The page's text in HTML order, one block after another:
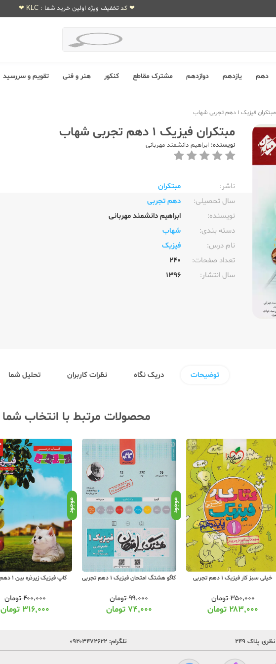
❤ کد تخفیف ویژه اولین خرید شما : KLC ❤
دهم یازدهم دوازدهم مشترک مقاطع کنکور هنر و فنی تقویم و سررسید
مبتکران فیزیک 1 دهم تجربی شهاب
مبتکران فیزیک 1 دهم تجربی شهاب
نویسنده: ابراهیم دانشمند مهربانی
ناشر:‌
مبتکران
سال تحصیلی:‌
دهم تجربی
نویسنده:‌
ابراهیم دانشمند مهربانی
دسته بندی:
شهاب
نام درس:
فیزیک
تعداد صفحات:‌
240
سال انتشار:‌
1396
توضیحات دریک نگاه نظرات کاربران تحلیل شما
محصولات مرتبط با انتخاب شما
خیلی سبز کار فیزیک 1 دهم تجربی
۳۵۰,۰۰۰تومان
۲۸۳,۰۰۰ تومان
موجود
کاگو هشتگ امتحان فیزیک 1 دهم تجربی
۹۹,۰۰۰تومان
۷۴,۰۰۰ تومان
موجود
کاپ فیزیک زیرذره بین 1 دهم ریاضی
۴۰۰,۰۰۰تومان
۳۱۶,۰۰۰ تومان
تلگرام: ۰۹۲۰۳۴۷۲۶۲۲